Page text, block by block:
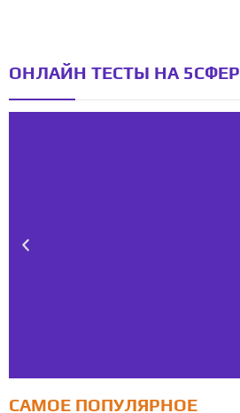
ОНЛАЙН ТЕСТЫ НА 5СФЕР
САМОЕ ПОПУЛЯРНОЕ